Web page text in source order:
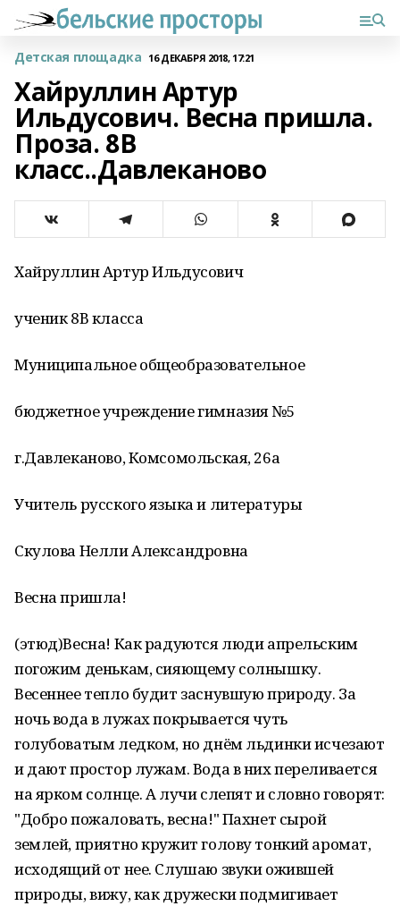
Детская площадка 16 ДЕКАБРЯ 2018, 17:21
Хайруллин Артур
Ильдусович. Весна пришла.
Проза. 8В
класс..Давлеканово
Хайруллин Артур Ильдусович
ученик 8В класса
Муниципальное общеобразовательное
бюджетное учреждение гимназия №5
г.Давлеканово, Комсомольская, 26а
Учитель русского языка и литературы
Скулова Нелли Александровна
Весна пришла!
(этюд)Весна! Как радуются люди апрельским
погожим денькам, сияющему солнышку.
Весеннее тепло будит заснувшую природу. За
ночь вода в лужах покрывается чуть
голубоватым ледком, но днём льдинки исчезают
и дают простор лужам. Вода в них переливается
на ярком солнце. А лучи слепят и словно говорят:
"Добро пожаловать, весна!" Пахнет сырой
землей, приятно кружит голову тонкий аромат,
исходящий от нее. Слушаю звуки ожившей
природы, вижу, как дружески подмигивает